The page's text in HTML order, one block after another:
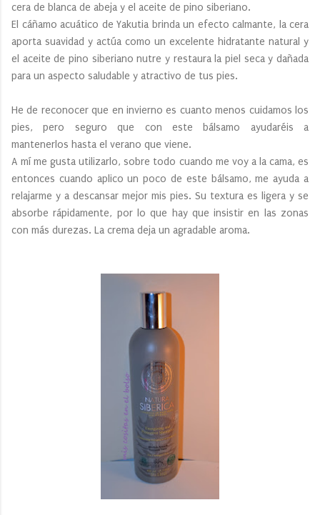
cera de blanca de abeja y el aceite de pino siberiano.
El cáñamo acuático de Yakutia brinda un efecto calmante, la cera
aporta suavidad y actúa como un excelente hidratante natural y
el aceite de pino siberiano nutre y restaura la piel seca y dañada
para un aspecto saludable y atractivo de tus pies.
He de reconocer que en invierno es cuanto menos cuidamos los
pies, pero seguro que con este bálsamo ayudaréis a
mantenerlos hasta el verano que viene.
A mí me gusta utilizarlo, sobre todo cuando me voy a la cama, es
entonces cuando aplico un poco de este bálsamo, me ayuda a
relajarme y a descansar mejor mis pies. Su textura es ligera y se
absorbe rápidamente, por lo que hay que insistir en las zonas
con más durezas. La crema deja un agradable aroma.